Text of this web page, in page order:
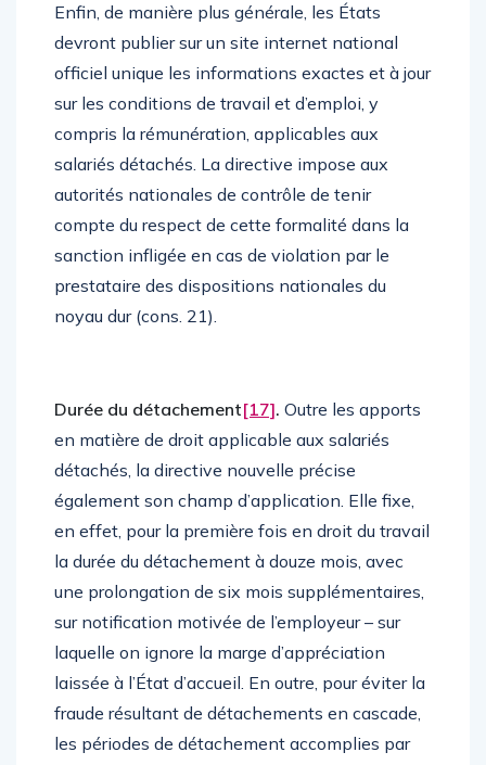
Enfin, de manière plus générale, les États
devront publier sur un site internet national
officiel unique les informations exactes et à jour
sur les conditions de travail et d’emploi, y
compris la rémunération, applicables aux
salariés détachés. La directive impose aux
autorités nationales de contrôle de tenir
compte du respect de cette formalité dans la
sanction infligée en cas de violation par le
prestataire des dispositions nationales du
noyau dur (cons. 21).
Durée du détachement[17]. Outre les apports
en matière de droit applicable aux salariés
détachés, la directive nouvelle précise
également son champ d’application. Elle fixe,
en effet, pour la première fois en droit du travail
la durée du détachement à douze mois, avec
une prolongation de six mois supplémentaires,
sur notification motivée de l’employeur – sur
laquelle on ignore la marge d’appréciation
laissée à l’État d’accueil. En outre, pour éviter la
fraude résultant de détachements en cascade,
les périodes de détachement accomplies par